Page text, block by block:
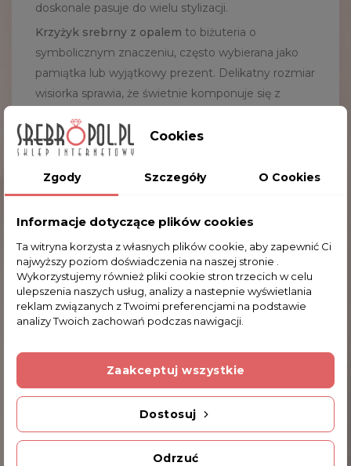
doskonale pasuje do wielu stylizacji.
Krzyżyk srebrny z opalem to biżuteria o
symbolicznym znaczeniu, często wybierana jako
pamiątka lub wyjątkowy prezent. Delikatny rozmiar
wisiorka sprawia, że świetnie komponuje się z
Jeżeli szukasz podobnej biżuterii, zobacz także inne
srebrne zawieszkidostępne w naszej kolekcji.
Najważniejsze cechy produktu:
– klasyczny i elegancki wzór
– delikatna zawieszka srebrna
– ponadczasowa biżuteria
Parametry:
Waga: 1.1 g
Wysokość: 1.2 cm
Szerokość: 0.9 cm
Wysokość z uchwytem: 1.9 cm
Komentarze (0)
Cookies
Zgody Szczegóły O Cookies
Informacje dotyczące plików cookies
Ta witryna korzysta z własnych plików cookie, aby zapewnić Ci
najwyższy poziom doświadczenia na naszej stronie .
Wykorzystujemy również pliki cookie stron trzecich w celu
ulepszenia naszych usług, analizy a nastepnie wyświetlania
reklam związanych z Twoimi preferencjami na podstawie
analizy Twoich zachowań podczas nawigacji.
Odrzuć
Dostosuj
Zaakceptuj wszystkie